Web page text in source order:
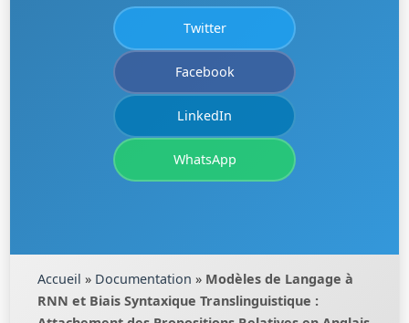
Twitter
Facebook
LinkedIn
WhatsApp
Accueil » Documentation » Modèles de Langage à
RNN et Biais Syntaxique Translinguistique :